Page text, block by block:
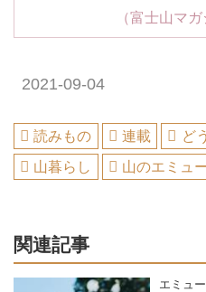
（富士山マガ
2021-09-04
読みもの 連載 ど
山暮らし
山のエミュ
関連記事
エミュ